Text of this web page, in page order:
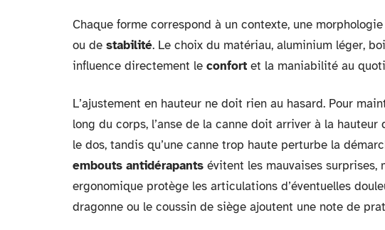
Chaque forme correspond à un contexte, une
ou de stabilité. Le choix du matériau, aluminium léger,
influence directement le confort et la maniabilité au
L’ajustement en hauteur ne doit rien au hasard. Pour
long du corps, l’anse de la canne doit arriver à la hauteur
le dos, tandis qu’une canne trop haute perturbe la
embouts antidérapants évitent les mauvaises surprises,
ergonomique protège les articulations d’éventuelles
dragonne ou le coussin de siège ajoutent une note de